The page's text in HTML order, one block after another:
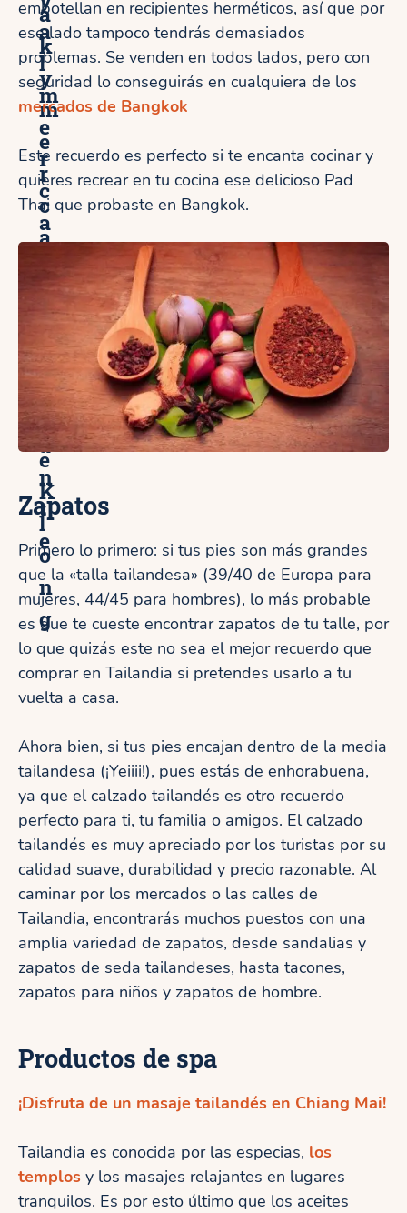
a
l
m
e
r
c
a
o
f
o
t
a
n
t
e
a
k
y
m
e
r
c
a
o
d
e
M
a
e
K
l
o
n
g
embotellan en recipientes herméticos, así que por
ese lado tampoco tendrás demasiados
problemas. Se venden en todos lados, pero con
seguridad lo conseguirás en cualquiera de los
mercados de Bangkok
Este recuerdo es perfecto si te encanta cocinar y
quieres recrear en tu cocina ese delicioso Pad
Thai que probaste en Bangkok.
Zapatos
Primero lo primero: si tus pies son más grandes
que la «talla tailandesa» (39/40 de Europa para
mujeres, 44/45 para hombres), lo más probable
es que te cueste encontrar zapatos de tu talle, por
lo que quizás este no sea el mejor recuerdo que
comprar en Tailandia si pretendes usarlo a tu
vuelta a casa.
Ahora bien, si tus pies encajan dentro de la media
tailandesa (¡Yeiiii!), pues estás de enhorabuena,
ya que el calzado tailandés es otro recuerdo
perfecto para ti, tu familia o amigos. El calzado
tailandés es muy apreciado por los turistas por su
calidad suave, durabilidad y precio razonable. Al
caminar por los mercados o las calles de
Tailandia, encontrarás muchos puestos con una
amplia variedad de zapatos, desde sandalias y
zapatos de seda tailandeses, hasta tacones,
zapatos para niños y zapatos de hombre.
Productos de spa
¡Disfruta de un masaje tailandés en Chiang Mai!
Tailandia es conocida por las especias, los
templos y los masajes relajantes en lugares
tranquilos. Es por esto último que los aceites